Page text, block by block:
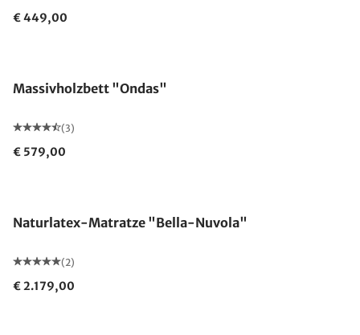
€ 449,00
Massivholzbett "Ondas"
(3)
€ 579,00
Naturlatex-Matratze "Bella-Nuvola"
(2)
€ 2.179,00